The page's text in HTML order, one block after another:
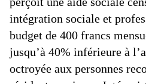
intégration sociale et
budget de 400 francs
jusqu’à 40% inférieure à
octroyée aux personnes